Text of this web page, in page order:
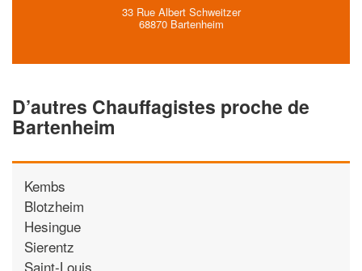
33 Rue Albert Schweitzer
68870 Bartenheim
D’autres Chauffagistes proche de
Bartenheim
Kembs
Blotzheim
Hesingue
Sierentz
Saint-Louis